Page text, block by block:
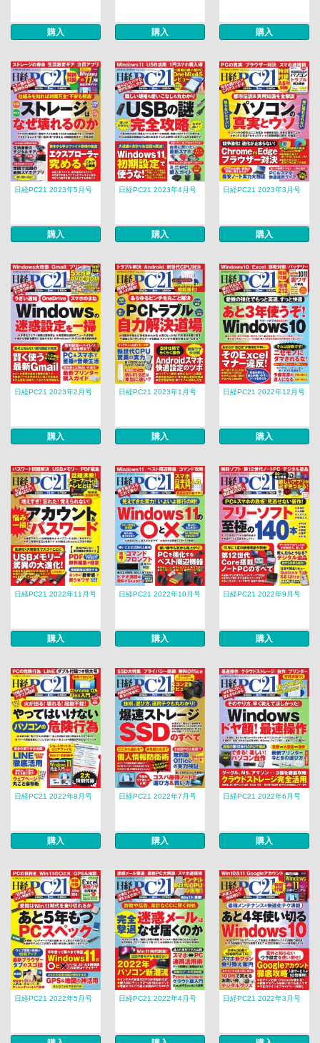
購入 購入 購入
日経PC21 2023年5月号
購入
日経PC21 2023年4月号
購入
日経PC21 2023年3月号
購入
日経PC21 2023年2月号
購入
日経PC21 2023年1月号
購入
日経PC21 2022年12月号
購入
日経PC21 2022年11月号
購入
日経PC21 2022年10月号
購入
日経PC21 2022年9月号
購入
日経PC21 2022年8月号
購入
日経PC21 2022年7月号
購入
日経PC21 2022年6月号
購入
日経PC21 2022年5月号 日経PC21 2022年4月号 日経PC21 2022年3月号